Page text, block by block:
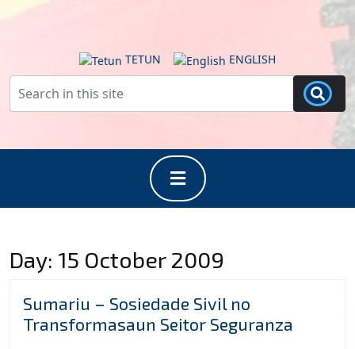
TETUN ENGLISH
Button
Day: 15 October 2009
Sumariu – Sosiedade Sivil no
Transformasaun Seitor Seguranza